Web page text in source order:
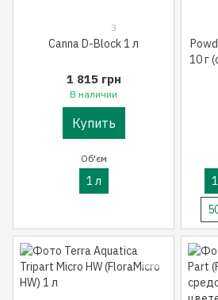
3
Canna D-Block 1 л
1 815 грн
В наличии
Купить
Об'єм
1 л
10 г